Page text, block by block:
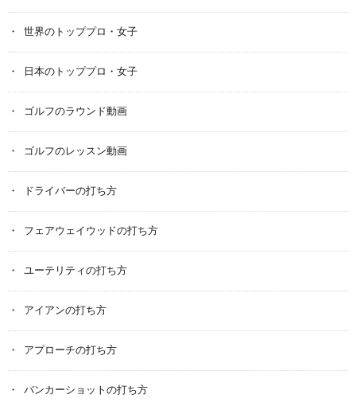
世界のトッププロ・女子
日本のトッププロ・女子
ゴルフのラウンド動画
ゴルフのレッスン動画
ドライバーの打ち方
フェアウェイウッドの打ち方
ユーテリティの打ち方
アイアンの打ち方
アプローチの打ち方
バンカーショットの打ち方